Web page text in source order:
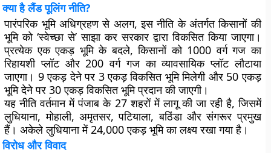
क्या है लैंड पूलिंग नीति?
पारंपरिक भूमि अधिग्रहण से अलग, इस नीति के अंतर्गत किसानों की
भूमि को ‘स्वेच्छा से’ साझा कर सरकार द्वारा विकसित किया जाएगा।
प्रत्येक एक एकड़ भूमि के बदले, किसानों को 1000 वर्ग गज का
रिहायशी प्लॉट और 200 वर्ग गज का व्यावसायिक प्लॉट लौटाया
जाएगा। 9 एकड़ देने पर 3 एकड़ विकसित भूमि मिलेगी और 50 एकड़
भूमि देने पर 30 एकड़ विकसित भूमि प्रदान की जाएगी।
यह नीति वर्तमान में पंजाब के 27 शहरों में लागू की जा रही है, जिसमें
लुधियाना, मोहाली, अमृतसर, पटियाला, बठिंडा और संगरूर प्रमुख
हैं। अकेले लुधियाना में 24,000 एकड़ भूमि का लक्ष्य रखा गया है।
विरोध और विवाद